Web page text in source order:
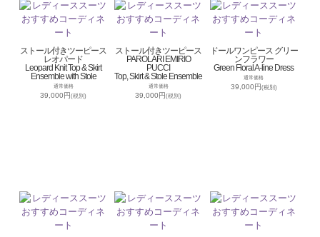
ストール付きツーピース
レオパード
Leopard Knit Top & Skirt
Ensemble with Stole
通常価格
39,000円(税別)
ストール付きツーピース
PAROLARI EMIRIO
PUCCI
Top, Skirt & Stole Ensemble
通常価格
39,000円(税別)
ドールワンピース グリー
ンフラワー
Green Floral A-line Dress
通常価格
39,000円(税別)